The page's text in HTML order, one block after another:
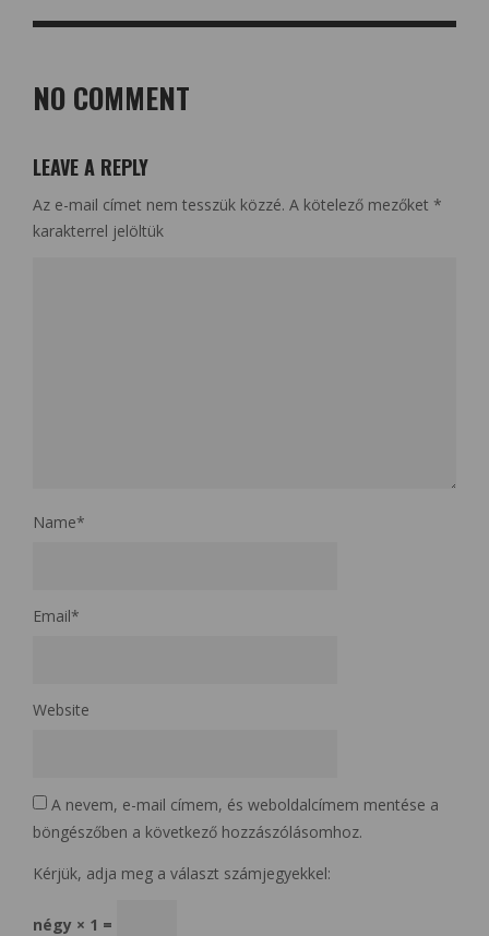
NO COMMENT
LEAVE A REPLY
Az e-mail címet nem tesszük közzé. A kötelező mezőket *
karakterrel jelöltük
Name*
Email*
Website
A nevem, e-mail címem, és weboldalcímem mentése a
böngészőben a következő hozzászólásomhoz.
Kérjük, adja meg a választ számjegyekkel:
négy × 1 =